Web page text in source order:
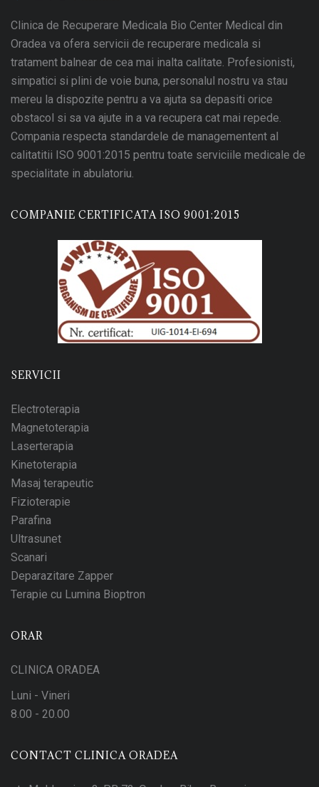
Clinica de Recuperare Medicala Bio Center Medical din
Oradea va ofera servicii de recuperare medicala si
tratament balnear de cea mai inalta calitate. Profesionisti,
simpatici si plini de voie buna, personalul nostru va stau
mereu la dispozite pentru a va ajuta sa depasiti orice
obstacol si sa va ajute in a va recupera cat mai repede.
Compania respecta standardele de managementent al
calitatitii ISO 9001:2015 pentru toate serviciile medicale de
specialitate in abulatoriu.
COMPANIE CERTIFICATA ISO 9001:2015
SERVICII
Electroterapia
Magnetoterapia
Laserterapia
Kinetoterapia
Masaj terapeutic
Fizioterapie
Parafina
Ultrasunet
Scanari
Deparazitare Zapper
Terapie cu Lumina Bioptron
ORAR
CLINICA ORADEA
Luni - Vineri
8.00 - 20.00
CONTACT CLINICA ORADEA